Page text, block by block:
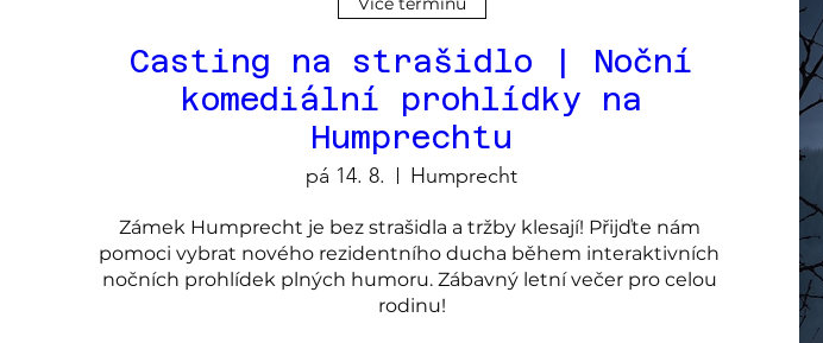
Casting na strašidlo | Noční
komediální prohlídky na
Humprechtu
pá 14. 8. Humprecht
Zámek Humprecht je bez strašidla a tržby klesají! Přijďte nám
pomoci vybrat nového rezidentního ducha během interaktivních
nočních prohlídek plných humoru. Zábavný letní večer pro celou
rodinu!